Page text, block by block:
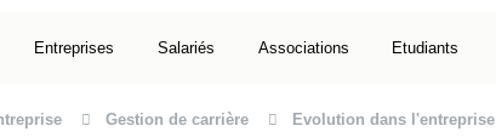
Entreprises Salariés Associations Etudiants
Gestion de carrière Evolution dans l'entreprise